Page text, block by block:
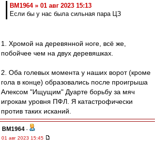
BM1964 » 01 авг 2023 15:13
Если бы у нас была сильная пара ЦЗ
1. Хромой на деревянной ноге, всё же,
побойчее чем на двух деревяшках.
2. Оба голевых момента у наших ворот (кроме
гола в конце) образовались после проигрыша
Алексом "Ищущим" Дуарте борьбу за мяч
игрокам уровня ПФЛ. Я катастрофически
против таких исканий.
BM1964 -
01 авг 2023 15:45